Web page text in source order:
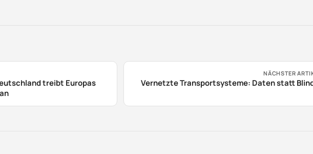
treibt Europas
NÄCHSTER
Vernetzte Transportsysteme: Daten statt